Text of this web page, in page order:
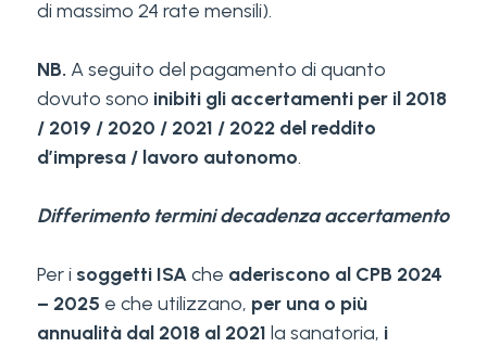
di massimo 24 rate mensili).
NB. A seguito del pagamento di quanto
dovuto sono inibiti gli accertamenti per il 2018
/ 2019 / 2020 / 2021 / 2022 del reddito
d’impresa / lavoro autonomo.
Differimento termini decadenza accertamento
Per i soggetti ISAche aderiscono al CPB 2024
– 2025 e che utilizzano, per una o più
annualità dal 2018 al 2021 la sanatoria, i